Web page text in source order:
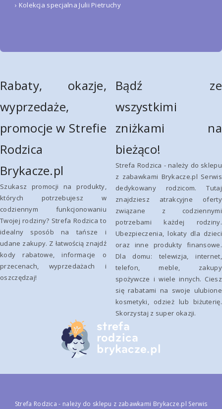
› Kolekcja specjalna Julii Pietruchy
Rabaty, okazje,
wyprzedaże,
promocje w Strefie
Rodzica
Brykacze.pl
Szukasz promocji na produkty,
których potrzebujesz w
codziennym funkcjonowaniu
Twojej rodziny? Strefa Rodzica to
idealny sposób na tańsze i
udane zakupy. Z łatwością znajdź
kody rabatowe, informacje o
przecenach, wyprzedażach i
oszczędzaj!
Bądź ze
wszystkimi
zniżkami na
bieżąco!
Strefa Rodzica - należy do sklepu
z zabawkami Brykacze.pl Serwis
dedykowany rodzicom. Tutaj
znajdziesz atrakcyjne oferty
związane z codziennymi
potrzebami każdej rodziny.
Ubezpieczenia, lokaty dla dzieci
oraz inne produkty finansowe.
Dla domu: telewizja, internet,
telefon, meble, zakupy
spożywcze i wiele innych. Ciesz
się rabatami na swoje ulubione
kosmetyki, odzież lub biżuterię.
Skorzystaj z super okazji.
Strefa Rodzica - należy do sklepu z zabawkami Brykacze.pl Serwis